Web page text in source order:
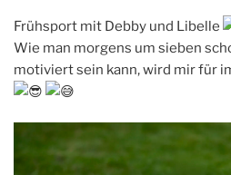
Frühsport mit Debby und Libelle
Wie man morgens um sieben
motiviert sein kann, wird mir für